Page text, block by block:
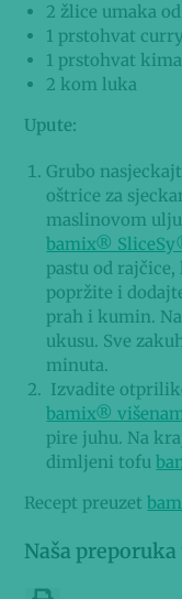
2 žlice umaka
1 prstohvat
1 prstohvat kima
2 kom luka
Upute:
Grubo
oštrice za
maslinovom
bamix®
pastu od
popržite i
prah i kumin.
ukusu. Sve
minuta.
Izvadite
bamix®
pire juhu. Na
dimljeni tofu
Recept preuzet
Naša preporuka